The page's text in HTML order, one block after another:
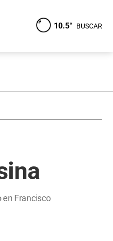
10.5° BUSCAR
Francisco